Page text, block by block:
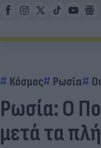
Κόσμος Ρωσία
Ρωσία: Ο
μετά τα